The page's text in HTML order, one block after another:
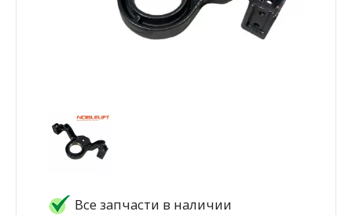
Все запчасти в наличии